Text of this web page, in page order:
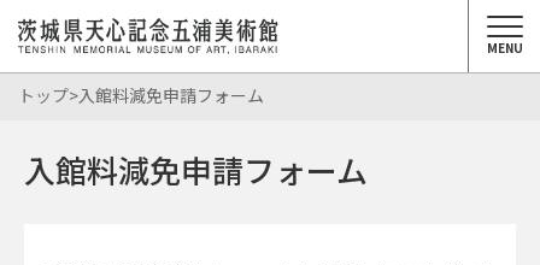
MENU
トップ>入館料減免申請フォーム
入館料減免申請フォーム